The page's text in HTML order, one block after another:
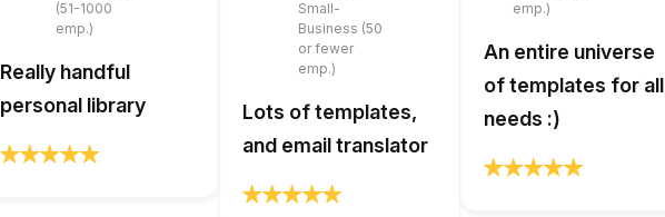
(51-1000
emp.)
Really handful
personal library
Small-
Business (50
or fewer
emp.)
Lots of templates,
and email translator
emp.)
An entire universe
of templates for all
needs :)